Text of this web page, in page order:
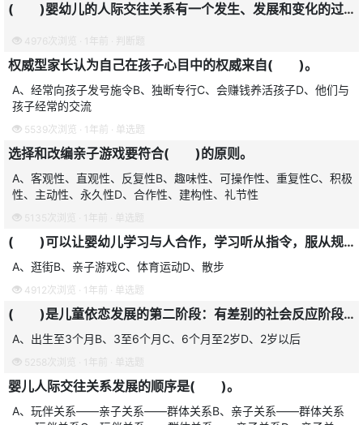
( )婴幼儿的人际交往关系有一个发生、发展和变化的过程。首先发生的是玩伴关系，其次是亲子关系，再次是逐渐发展起来的群体关系。
4976次浏览 · 1年前 · 判断题
权威型家长认为自己在孩子心目中的权威来自( )。
A、经常向孩子发号施令B、独断专行C、会赚钱养活孩子D、他们与
孩子经常的交流
5539次浏览 · 1年前 · 单选题
选择和改编亲子游戏要符合( )的原则。
A、客观性、直观性、反复性B、趣味性、可操作性、重复性C、积极
性、主动性、永久性D、合作性、建构性、礼节性
5135次浏览 · 1年前 · 单选题
( )可以让婴幼儿学习与人合作，学习听从指令，服从规则。
A、逛街B、亲子游戏C、体育运动D、散步
4912次浏览 · 1年前 · 单选题
( )是儿童依恋发展的第二阶段：有差别的社会反应阶段。
A、出生至3个月B、3至6个月C、6个月至2岁D、2岁以后
5258次浏览 · 1年前 · 单选题
婴儿人际交往关系发展的顺序是( )。
A、玩伴关系——亲子关系——群体关系B、亲子关系——群体关系